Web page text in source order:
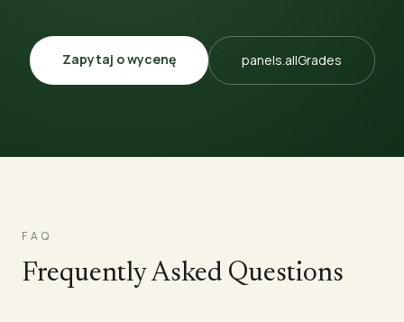
Zapytaj o wycenę panels.allGrades
FAQ
Frequently Asked Questions